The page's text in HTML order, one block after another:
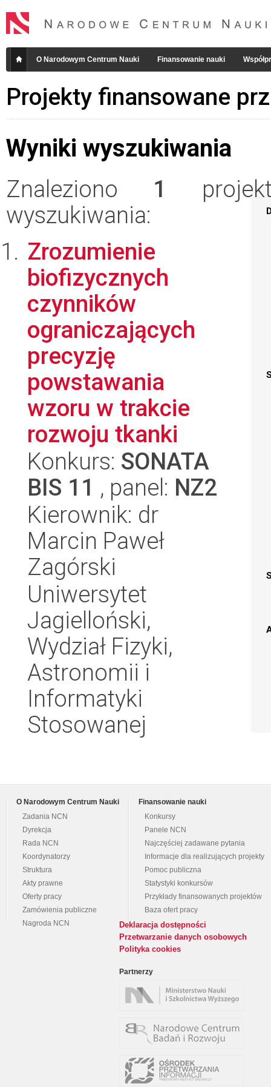
O Narodowym Centrum Nauki Finansowanie nauki
Projekty finansowane
Wyniki wyszukiwania
Znaleziono 1
wyszukiwania:
Zrozumienie
biofizycznych
czynników
ograniczających
precyzję
powstawania
wzoru w trakcie
rozwoju tkanki
Konkurs: SONATA
BIS 11 , panel: NZ2
Kierownik: dr
Marcin Paweł
Zagórski
Uniwersytet
Jagielloński,
Wydział Fizyki,
Astronomii i
Informatyki
Stosowanej
O Narodowym Centrum Nauki
Zadania NCN
Dyrekcja
Rada NCN
Koordynatorzy
Struktura
Akty prawne
Oferty pracy
Zamówienia publiczne
Nagroda NCN
Finansowanie nauki
Konkursy
Panele NCN
Najczęściej zadawane pytania
Informacje dla realizujących projekty
Pomoc publiczna
Statystyki konkursów
Przykłady finansowanych projektów
Baza ofert pracy
Deklaracja dostępności
Przetwarzanie danych osobowych
Polityka cookies
Partnerzy